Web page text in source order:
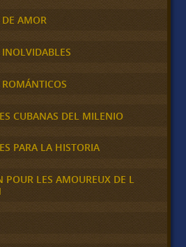
AMOR
CUBANAS DEL MILENIO
PARA LA HISTORIA
POUR LES AMOUREUX DE L